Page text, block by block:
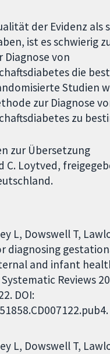
der Evidenz als
ist es schwierig
Diagnose von
die
Studien
zur Diagnose
zu
zur Übersetzung
C. Loytved,
L, Dowswell T,
diagnosing
and infant
Reviews
DOI:
L Dowswell T